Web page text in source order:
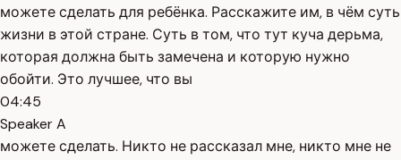
можете сделать для ребёнка. Расскажите им, в чём суть
жизни в этой стране. Суть в том, что тут куча дерьма,
которая должна быть замечена и которую нужно
обойти. Это лучшее, что вы
04:45
Speaker A
можете сделать. Никто не рассказал мне, никто мне не